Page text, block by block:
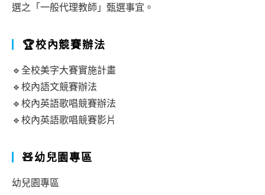
與
兒
園
實
習
教
甄
大
實
習
教
師
甄
錄
選之「一般代理教師」甄選事宜。
🏆校內競賽辦法
🔹全校美字大賽實施計畫
🔹校內語文競賽辦法
🔹校內英語歌唱競賽辦法
🔹校內英語歌唱競賽影片
🧸幼兒園專區
幼兒園專區